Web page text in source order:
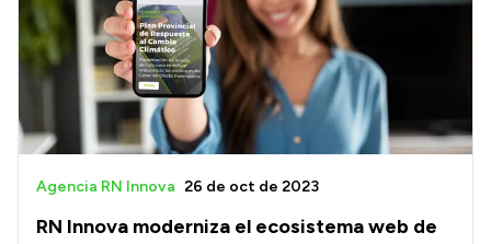
RN Innova moderniza el ecosistema web de
Agencia RN Innova 26 de oct de 2023